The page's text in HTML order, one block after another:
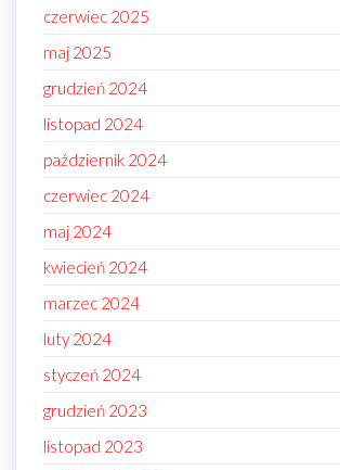
czerwiec 2025
maj 2025
grudzień 2024
listopad 2024
październik 2024
czerwiec 2024
maj 2024
kwiecień 2024
marzec 2024
luty 2024
styczeń 2024
grudzień 2023
listopad 2023